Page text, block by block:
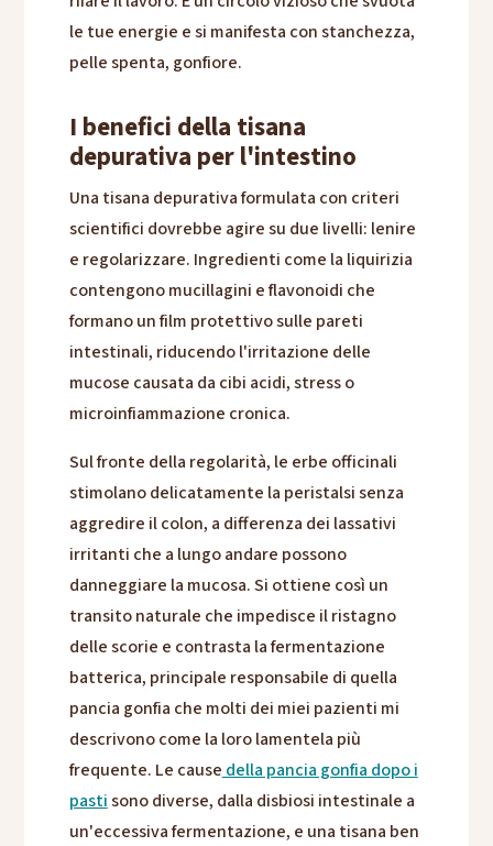
le tue energie e si manifesta con stanchezza,
pelle spenta, gonfiore.
I benefici della tisana
depurativa per l'intestino
Una tisana depurativa formulata con criteri
scientifici dovrebbe agire su due livelli: lenire
e regolarizzare. Ingredienti come la liquirizia
contengono mucillagini e flavonoidi che
formano un film protettivo sulle pareti
intestinali, riducendo l'irritazione delle
mucose causata da cibi acidi, stress o
microinfiammazione cronica.
Sul fronte della regolarità, le erbe officinali
stimolano delicatamente la peristalsi senza
aggredire il colon, a differenza dei lassativi
irritanti che a lungo andare possono
danneggiare la mucosa. Si ottiene così un
transito naturale che impedisce il ristagno
delle scorie e contrasta la fermentazione
batterica, principale responsabile di quella
pancia gonfia che molti dei miei pazienti mi
descrivono come la loro lamentela più
frequente. Le causedella pancia gonfia dopo i
pastisono diverse, dalla disbiosi intestinale a
un'eccessiva fermentazione, e una tisana ben